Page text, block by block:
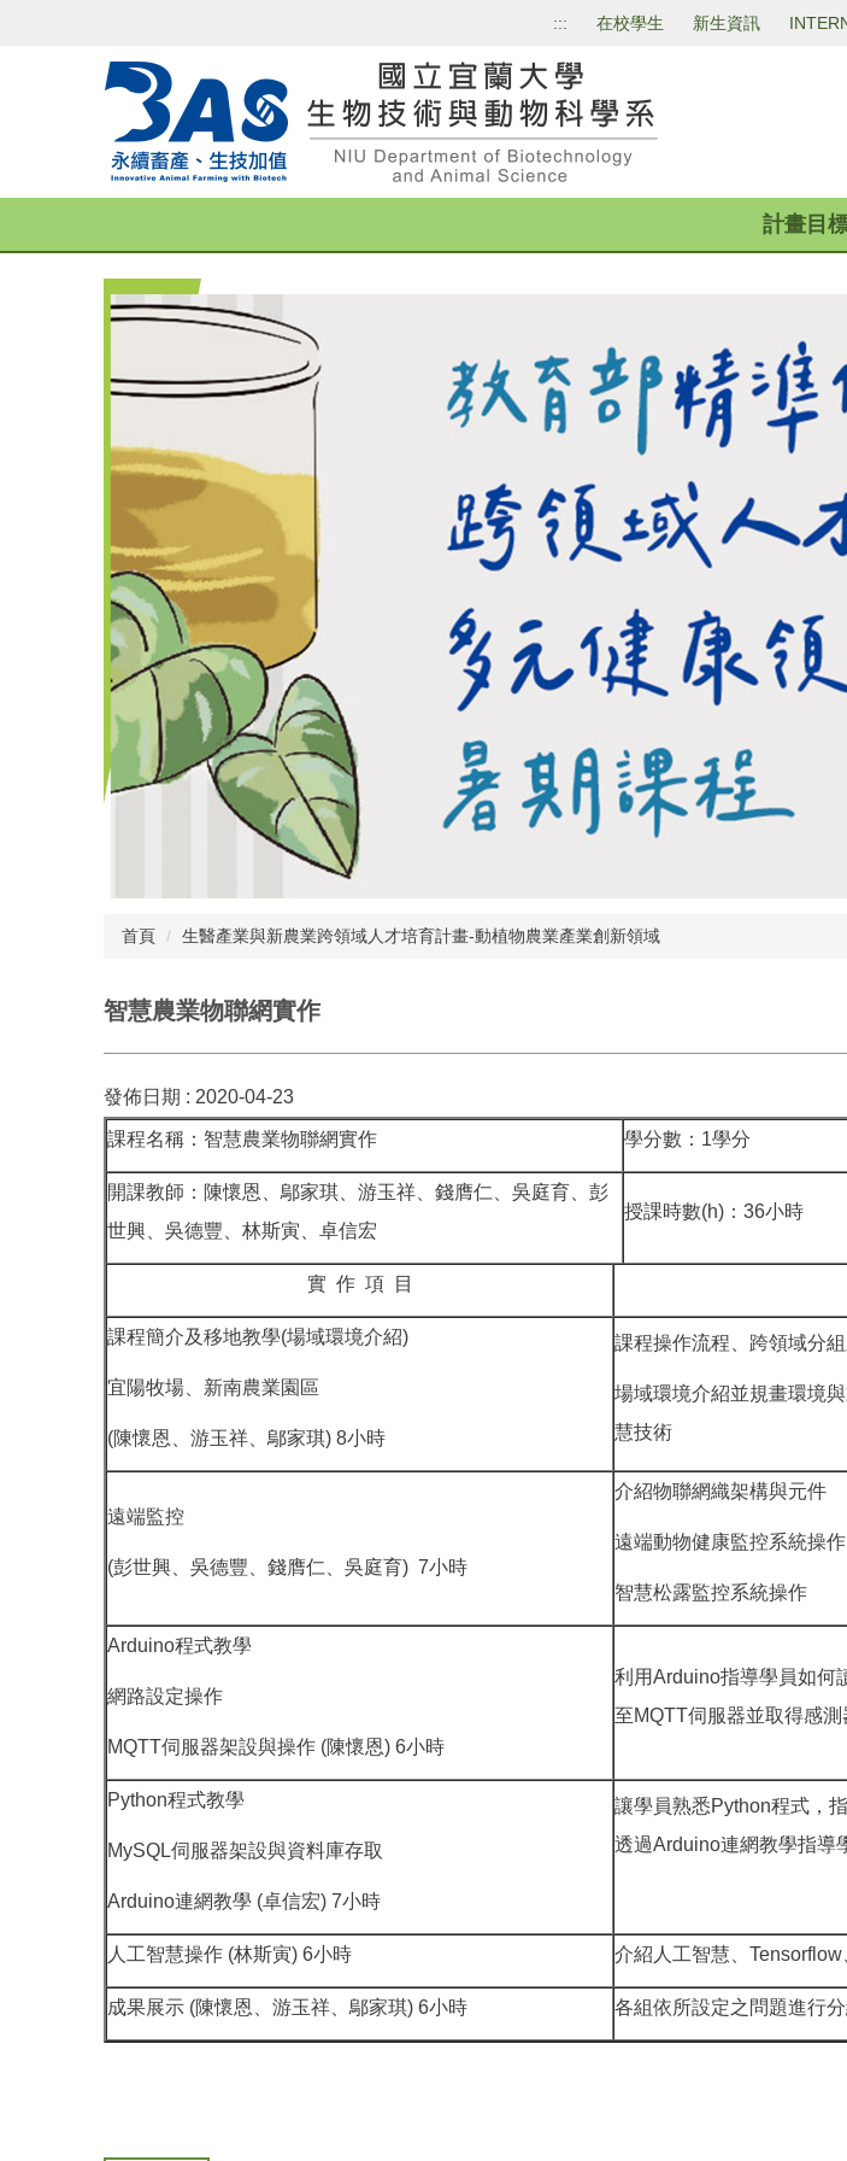
::: 在校學生 新生資訊
計畫目
首頁 生醫產業與新農業跨領域人才培育計畫-動植物農業產業創新領域
智慧農業物聯網實作
發佈日期 : 2020-04-23
課程名稱：智慧農業物聯網實作 學分數：1學分
開課教師：陳懷恩、鄔家琪、游玉祥、錢膺仁、吳庭育、彭
世興、吳德豐、林斯寅、卓信宏
授課時數(h)：36小時
實 作 項 目
課程簡介及移地教學(場域環境介紹)
宜陽牧場、新南農業園區
(陳懷恩、游玉祥、鄔家琪) 8小時
課程操作流程、跨領域分
場域環境介紹並規畫環境
慧技術
遠端監控
(彭世興、吳德豐、錢膺仁、吳庭育) 7小時
介紹物聯網織架構與元件
遠端動物健康監控系統操作
智慧松露監控系統操作
Arduino程式教學
網路設定操作
MQTT伺服器架設與操作 (陳懷恩) 6小時
利用Arduino指導學員如何
至MQTT伺服器並取得感測
Python程式教學
MySQL伺服器架設與資料庫存取
Arduino連網教學 (卓信宏) 7小時
讓學員熟悉Python程式，
透過Arduino連網教學指導
人工智慧操作 (林斯寅) 6小時 介紹人工智慧、
成果展示 (陳懷恩、游玉祥、鄔家琪) 6小時 各組依所設定之問題進行